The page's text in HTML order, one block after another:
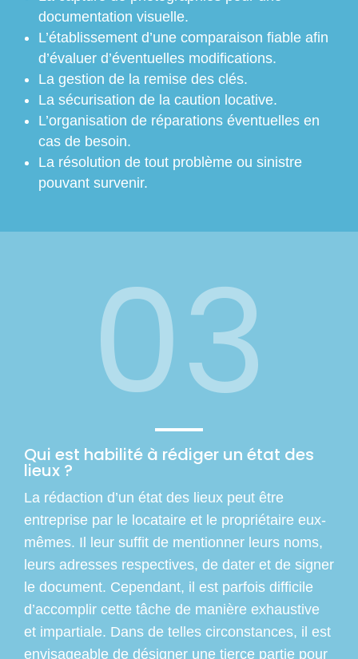
documentation visuelle.
L’établissement d’une comparaison fiable afin
d’évaluer d’éventuelles modifications.
La gestion de la remise des clés.
La sécurisation de la caution locative.
L’organisation de réparations éventuelles en
cas de besoin.
La résolution de tout problème ou sinistre
pouvant survenir.
03
Qui est habilité à rédiger un état des
lieux ?
La rédaction d’un état des lieux peut être
entreprise par le locataire et le propriétaire eux-
mêmes. Il leur suffit de mentionner leurs noms,
leurs adresses respectives, de dater et de signer
le document. Cependant, il est parfois difficile
d’accomplir cette tâche de manière exhaustive
et impartiale. Dans de telles circonstances, il est
envisageable de désigner une tierce partie pour